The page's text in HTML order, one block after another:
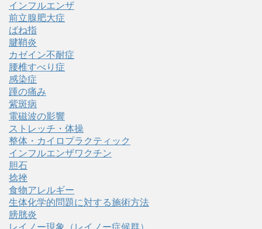
インフルエンザ
前立腺肥大症
ばね指
腱鞘炎
カゼイン不耐症
腰椎すべり症
感染症
踵の痛み
紫斑病
電磁波の影響
ストレッチ・体操
整体・カイロプラクティック
インフルエンザワクチン
胆石
捻挫
食物アレルギー
生体化学的問題に対する施術方法
膀胱炎